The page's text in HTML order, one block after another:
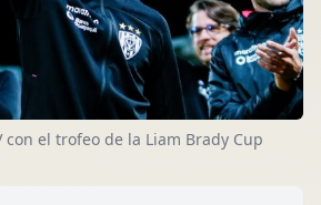
con el trofeo de la Liam Brady Cup